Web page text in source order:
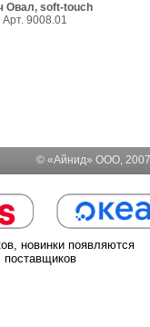
Овал, soft-touch
Арт. 9008.01
© «Айнид» ООО,
новинки появляются
поставщиков